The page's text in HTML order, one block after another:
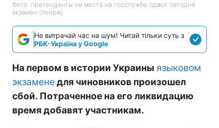
Фото: претенденты на места на госслужбе сдают сегодня
экзамен (freepik)
Не витрачай час на шум! Читай тільки суть з
РБК-Україна у Google
На первом в истории Украины языковом
экзамене для чиновников произошел
сбой. Потраченное на его ликвидацию
время добавят участникам.